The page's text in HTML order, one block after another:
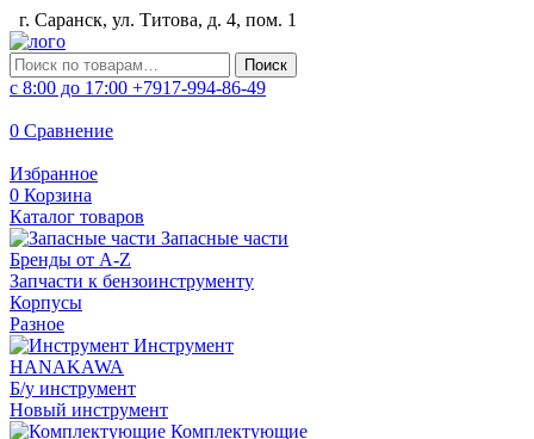
г. Саранск, ул. Титова, д. 4, пом. 1
Искать: Поиск
с 8:00 до 17:00 +7917-994-86-49
0 Сравнение
Избранное
0 Корзина
Каталог товаров
Запасные части
Бренды от A-Z
Запчасти к бензоинструменту
Корпусы
Разное
Инструмент
HANAKAWA
Б/у инструмент
Новый инструмент
Комплектующие